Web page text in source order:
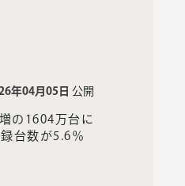
年04月05日 公開
の1604万台に
台数が5.6％